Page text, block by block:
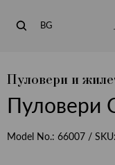
BG
Пуловери и
Пуловери
Model No.: 66007 / SKU: